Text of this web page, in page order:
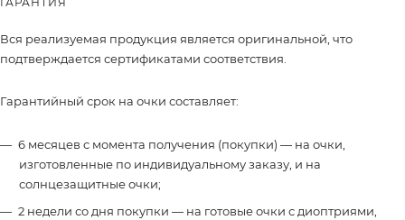
Вся реализуемая продукция является оригинальной, что
подтверждается сертификатами соответствия.
Гарантийный срок на очки составляет:
6 месяцев с момента получения (покупки) — на очки,
изготовленные по индивидуальному заказу, и на
солнцезащитные очки;
2 недели со дня покупки — на готовые очки с диоптриями,